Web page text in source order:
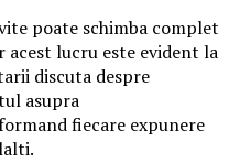
poate schimba complet
acest lucru este evident la
discuta despre
asupra
fiecare expunere